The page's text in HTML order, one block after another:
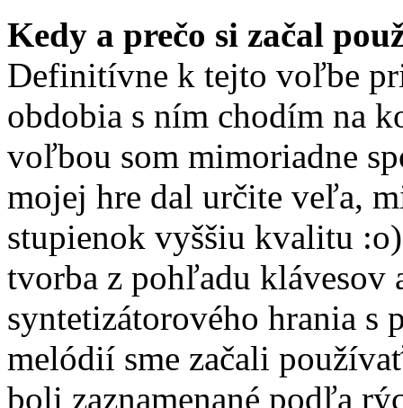
Kedy a prečo si začal
Definitívne k tejto voľbe
obdobia s ním chodím na
voľbou som mimoriadne
mojej hre dal určite veľa,
stupienok vyššiu kvalitu
tvorba z pohľadu klávesov
syntetizátorového hrania s
melódií sme začali
boli zaznamenané podľa